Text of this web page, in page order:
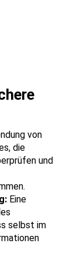
von
die
und
Eine
selbst im